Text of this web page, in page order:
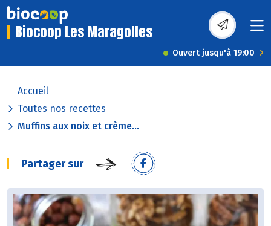
Biocoop Les Maragolles
Ouvert jusqu'à 19:00
Accueil
Toutes nos recettes
Muffins aux noix et crème...
Partager sur